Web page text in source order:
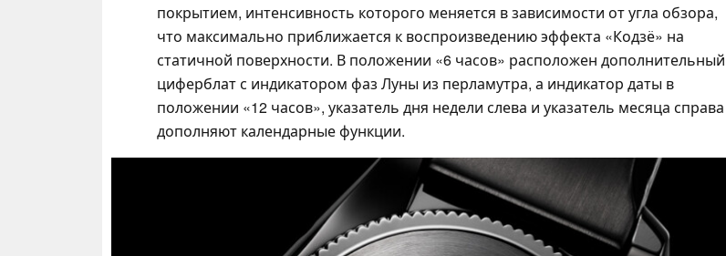
покрытием, интенсивность которого меняется в зависимости от угла обзора,
что максимально приближается к воспроизведению эффекта «Кодзё» на
статичной поверхности. В положении «6 часов» расположен дополнительный
циферблат с индикатором фаз Луны из перламутра, а индикатор даты в
положении «12 часов», указатель дня недели слева и указатель месяца справа
дополняют календарные функции.